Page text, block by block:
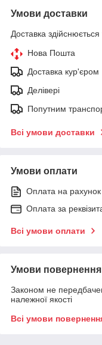
Умови доставки
Доставка
Нова Пошта
Доставка кур'єром
Делівері
Попутним
Всі умови доставки
Умови оплати
Оплата на рахунок
Оплата за
Всі умови оплати
Умови повернення
Законом не
належної якості
Всі умови